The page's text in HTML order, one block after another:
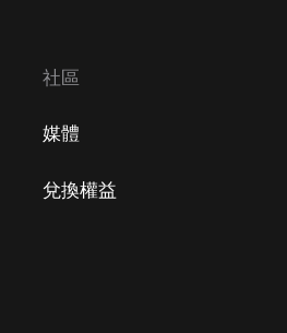
社區
媒體
兌換權益